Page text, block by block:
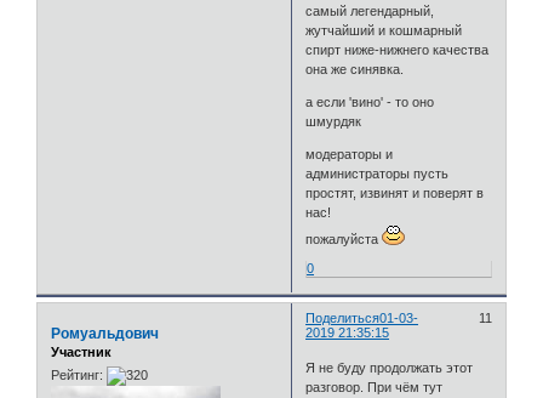
самый легендарный,
жутчайший и кошмарный
спирт ниже-нижнего качества
она же синявка.
а если 'вино' - то оно
шмурдяк
модераторы и
администраторы пусть
простят, извинят и поверят в
нас!
пожалуйста
0
Поделиться 11
01-03-
2019 21:35:15
Ромуальдович
Участник
Рейтинг:
Я не буду продолжать этот
разговор. При чём тут